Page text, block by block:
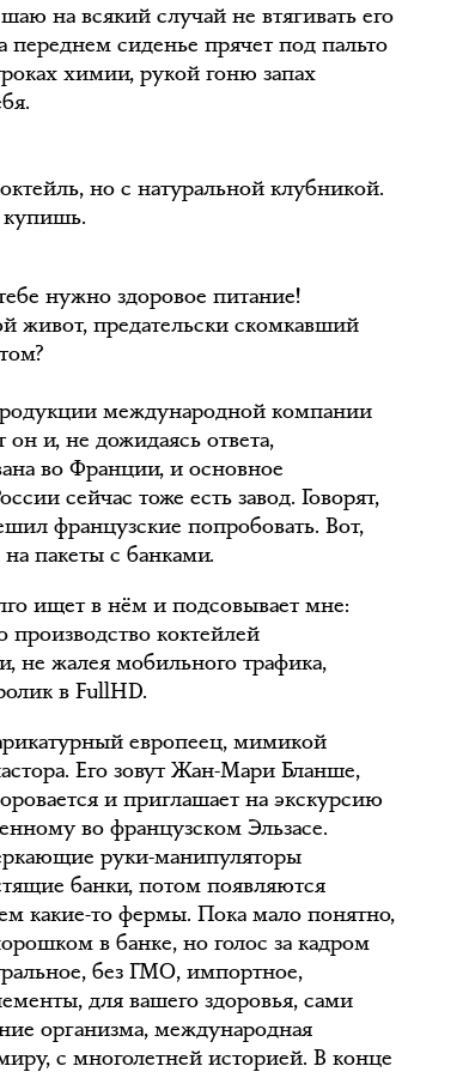
на всякий случай не втягивать его
переднем сиденье прячет под пальто
химии, рукой гоню запах
но с натуральной клубникой.
купишь.
нужно здоровое питание!
живот, предательски скомкавший
международной компании
и, не дожидаясь ответа,
во Франции, и основное
сейчас тоже есть завод. Говорят,
французские попробовать. Вот,
пакеты с банками.
ищет в нём и подсовывает мне:
коктейлей
не жалея мобильного трафика,
в FullHD.
европеец, мимикой
Его зовут Жан-Мари Бланше,
и приглашает на экскурсию
во французском Эльзасе.
руки-манипуляторы
банки, потом появляются
какие-то фермы. Пока мало понятно,
в банке, но голос за кадром
без ГМО, импортное,
для вашего здоровья, сами
организма, международная
с многолетней историей. В конце